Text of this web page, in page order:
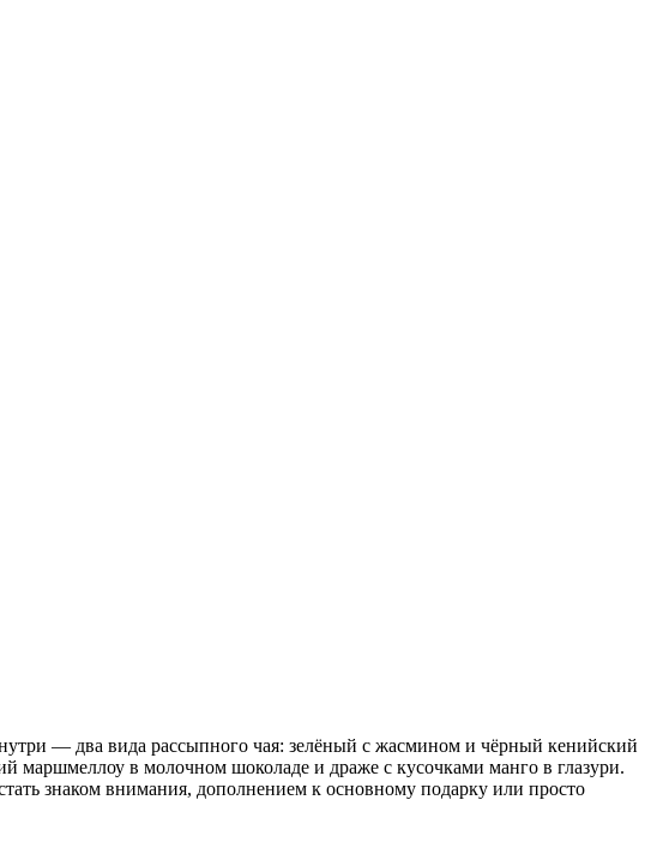
— два вида рассыпного чая: зелёный с жасмином и чёрный кенийский
в молочном шоколаде и драже с кусочками манго в глазури.
знаком внимания, дополнением к основному подарку или просто